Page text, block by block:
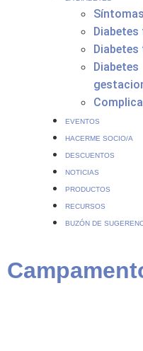
Síntomas
Diabetes
Diabetes
EVENTOS
HACERME SOCIO/A
DESCUENTOS
NOTICIAS
PRODUCTOS
RECURSOS
BUZÓN DE